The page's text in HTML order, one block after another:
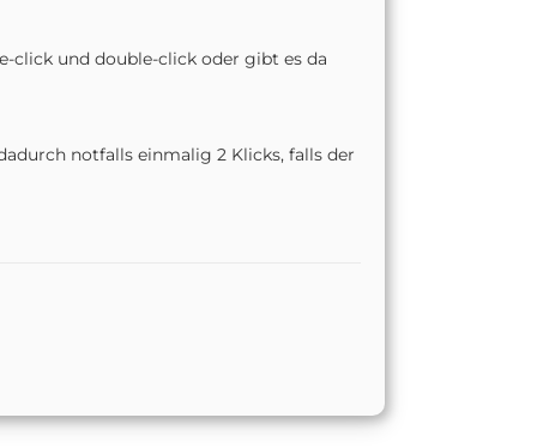
click und double-click oder gibt es da
notfalls einmalig 2 Klicks, falls der